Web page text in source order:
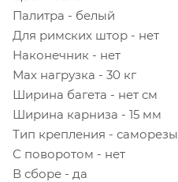
Палитра - белый
Для римских штор - нет
Наконечник - нет
Мах нагрузка - 30 кг
Ширина багета - нет см
Ширина карниза - 15 мм
Тип крепления - саморезы
С поворотом - нет
В сборе - да